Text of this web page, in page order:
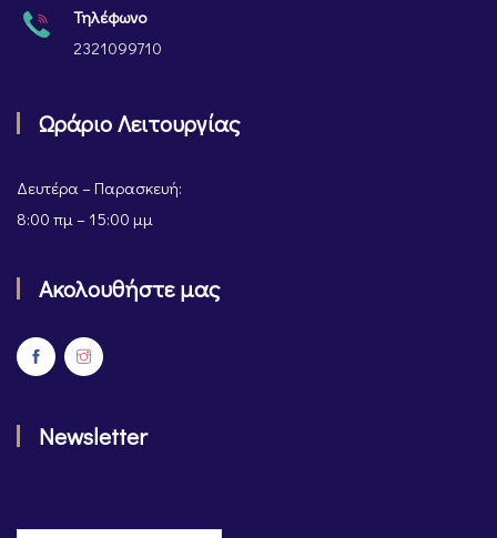
Τηλέφωνο
2321099710
Ωράριο Λειτουργίας
Δευτέρα – Παρασκευή:
8:00 πμ – 15:00 μμ
Ακολουθήστε μας
Newsletter